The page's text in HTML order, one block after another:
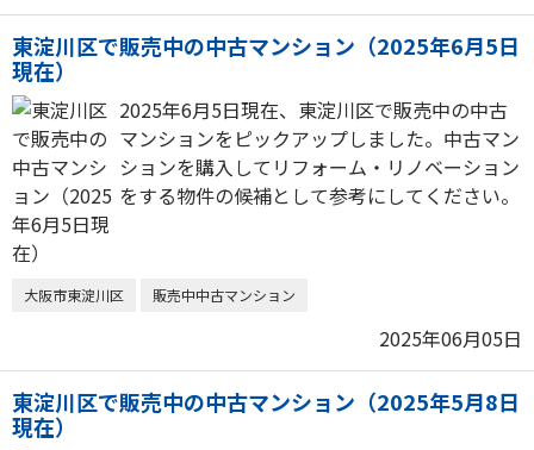
東淀川区で販売中の中古マンション（2025年6月5日
現在）
2025年6月5日現在、東淀川区で販売中の中古
マンションをピックアップしました。中古マン
ションを購入してリフォーム・リノベーション
をする物件の候補として参考にしてください。
大阪市東淀川区 販売中中古マンション
2025年06月05日
東淀川区で販売中の中古マンション（2025年5月8日
現在）